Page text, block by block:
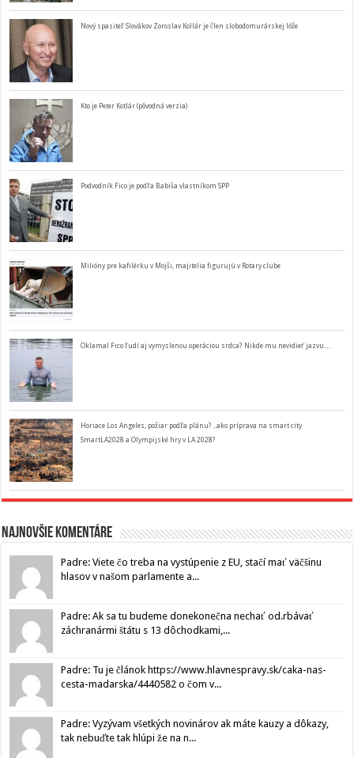
Nový spasiteľ Slovákov Zoroslav Kollár je člen slobodomurárskej lóže
Kto je Peter Kotlár (pôvodná verzia)
Podvodník Fico je podľa Babiša vlastníkom SPP
Milióny pre kafilérku v Mojši, majitelia figurujú v Rotary clube
Oklamal Fico ľudí aj vymyslenou operáciou srdca? Nikde mu nevidieť jazvu…
Horiace Los Angeles, požiar podľa plánu? ..ako príprava na smart city
SmartLA2028 a Olympijské hry v LA 2028?
Najnovšie komentáre
Padre: Viete čo treba na vystúpenie z EU, stačí mať väčšinu
hlasov v našom parlamente a...
Padre: Ak sa tu budeme donekonečna nechať od.rbávať
záchranármi štátu s 13 dôchodkami,...
Padre: Tu je článok https://www.hlavnespravy.sk/caka-nas-
cesta-madarska/4440582 o čom v...
Padre: Vyzývam všetkých novinárov ak máte kauzy a dôkazy,
tak nebuďte tak hlúpi že na n...